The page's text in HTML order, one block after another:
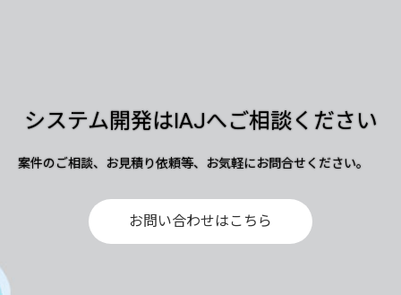
システム開発はIAJへご相談ください
案件のご相談、お見積り依頼等、お気軽にお問合せください。
お問い合わせはこちら